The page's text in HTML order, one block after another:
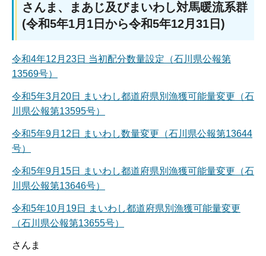
さんま、まあじ及びまいわし対馬暖流系群
(令和5年1月1日から令和5年12月31日)
令和4年12月23日 当初配分数量設定（石川県公報第
13569号）
令和5年3月20日 まいわし都道府県別漁獲可能量変更（石
川県公報第13595号）
令和5年9月12日 まいわし数量変更（石川県公報第13644
号）
令和5年9月15日 まいわし都道府県別漁獲可能量変更（石
川県公報第13646号）
令和5年10月19日 まいわし都道府県別漁獲可能量変更
（石川県公報第13655号）
さんま